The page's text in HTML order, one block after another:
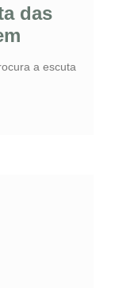
das
a escuta